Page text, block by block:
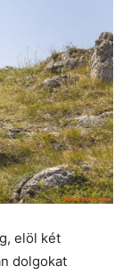
elöl két
dolgokat